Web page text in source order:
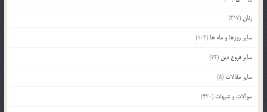
زنان(317)
سایر روزها و ماه ها (103)
سایر فروع دین (72)
سایر مقالات (5)
سوالات و شبهات (420)